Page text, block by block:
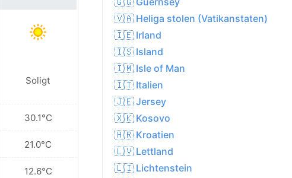
Soligt
30.1°C
21.0°C
12.6°C
🇻🇦 Heliga stolen (Vatikanstaten)
🇮🇪 Irland
🇮🇸 Island
🇮🇲 Isle of Man
🇮🇹 Italien
🇯🇪 Jersey
🇽🇰 Kosovo
🇭🇷 Kroatien
🇱🇻 Lettland
🇱🇮 Lichtenstein